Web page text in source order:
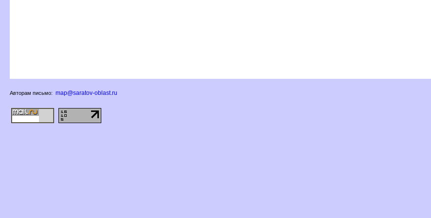
Авторам письмо: map@saratov-oblast.ru